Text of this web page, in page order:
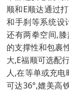
顺和E顺达通过
和手刹等系统设
还有两拳空间,
的支撑性和包裹
大,E福顺可选配
人,在等单或充
可达36°,媲美高